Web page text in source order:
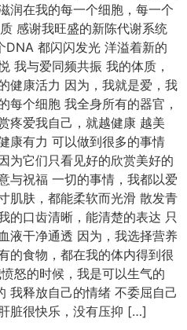
润在我的每一个细胞，每一个
感谢我旺盛的新陈代谢系统
DNA 都闪闪发光 洋溢着新的
我与爱同频共振 我的体质，
健康活力 因为，我就是爱，我
每个细胞 我全身所有的器官，
疼爱我自己，就越健康 越美
康有力 可以做到很多的事情
为它们只看见好的欣赏美好的
与祝福 一切的事情，我都以爱
肌肤，都能柔软而光滑 散发青
的口齿清晰，能清楚的表达 只
液干净通透 因为，我选择营养
的食物，都在我的体内得到很
怒的时候，我是可以生气的
我释放自己的情绪 不委屈自己
脏很快乐，没有压抑 […]